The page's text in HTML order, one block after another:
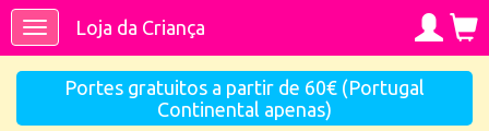
ToggleLoja da Criança
Portes gratuitos a partir de 60€ (Portugal
Continental apenas)